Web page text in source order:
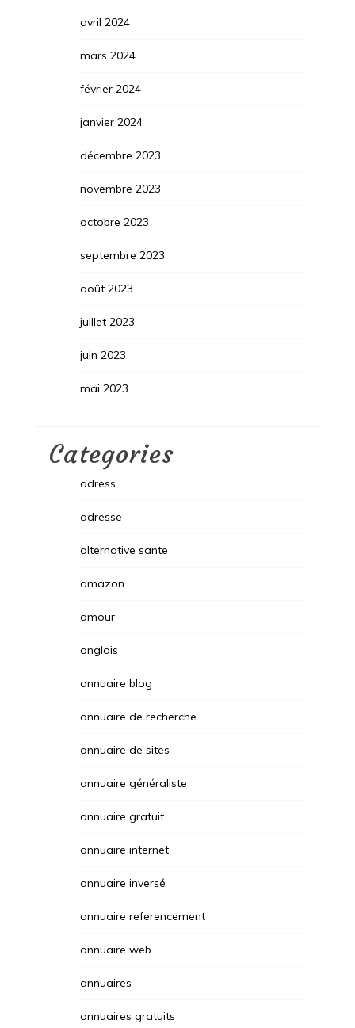
avril 2024
mars 2024
février 2024
janvier 2024
décembre 2023
novembre 2023
octobre 2023
septembre 2023
août 2023
juillet 2023
juin 2023
mai 2023
Categories
adress
adresse
alternative sante
amazon
amour
anglais
annuaire blog
annuaire de recherche
annuaire de sites
annuaire généraliste
annuaire gratuit
annuaire internet
annuaire inversé
annuaire referencement
annuaire web
annuaires
annuaires gratuits